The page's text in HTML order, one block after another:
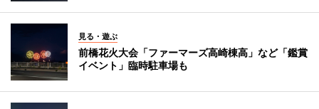
見る・遊ぶ
前橋花火大会「ファーマーズ高崎棟高」など「鑑賞
イベント」臨時駐車場も